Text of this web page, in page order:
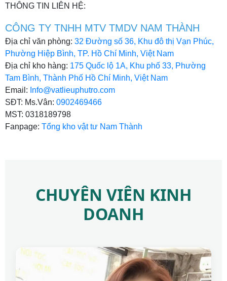
THÔNG TIN LIÊN HỆ:
CÔNG TY TNHH MTV TMDV NAM THÀNH
Địa chỉ văn phòng: 32 Đường số 36, Khu đô thị Vạn Phúc,
Phường Hiệp Bình, TP. Hồ Chí Minh, Việt Nam
Địa chỉ kho hàng: 175 Quốc lộ 1A, Khu phố 33, Phường
Tam Bình, Thành Phố Hồ Chí Minh, Việt Nam
Email: Info@vatlieuphutro.com
SĐT: Ms.Vân: 0902469466
MST: 0318189798
Fanpage: Tổng kho vật tư Nam Thành
CHUYÊN VIÊN KINH
DOANH